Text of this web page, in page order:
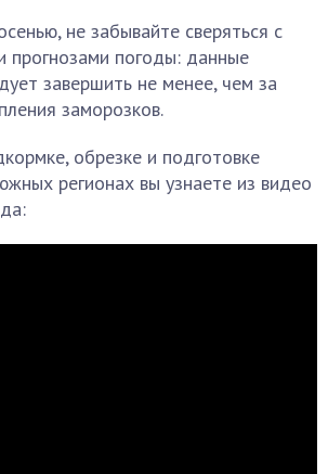
не забывайте сверяться с
прогнозами погоды: данные
завершить не менее, чем за
заморозков.
обрезке и подготовке
регионах вы узнаете из видео